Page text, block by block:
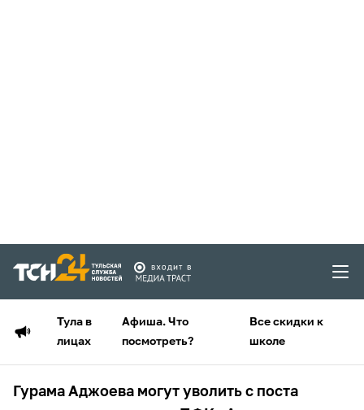
Тула в
лицах
Афиша. Что
посмотреть?
Все скидки к
школе
Гурама Аджоева могут уволить с поста